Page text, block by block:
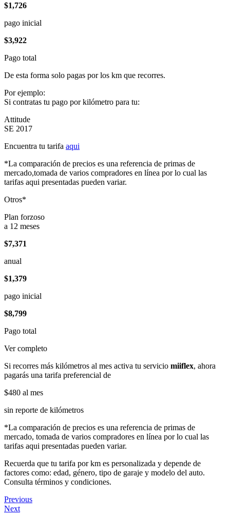
$1,726
pago inicial
$3,922
Pago total
De esta forma solo pagas por los km que recorres.
Por ejemplo:
Si contratas tu pago por kilómetro para tu:
Attitude
SE 2017
Encuentra tu tarifa aqui
*La comparación de precios es una referencia de primas de
mercado,tomada de varios compradores en línea por lo cual las
tarifas aqui presentadas pueden variar.
Otros*
Plan forzoso
a 12 meses
$7,371
anual
$1,379
pago inicial
$8,799
Pago total
Ver completo
Si recorres más kilómetros al mes activa tu servicio miiflex, ahora
pagarás una tarifa preferencial de
$480 al mes
sin reporte de kilómetros
*La comparación de precios es una referencia de primas de
mercado, tomada de varios compradores en línea por lo cual las
tarifas aqui presentadas pueden variar.
Recuerda que tu tarifa por km es personalizada y depende de
factores como: edad, género, tipo de garaje y modelo del auto.
Consulta términos y condiciones.
Previous
Next